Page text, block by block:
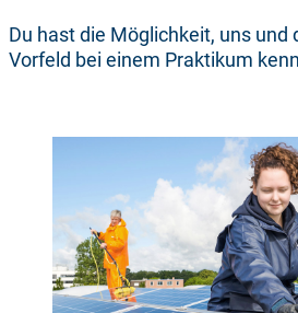
Du hast die Möglichkeit, uns und
Vorfeld bei einem Praktikum